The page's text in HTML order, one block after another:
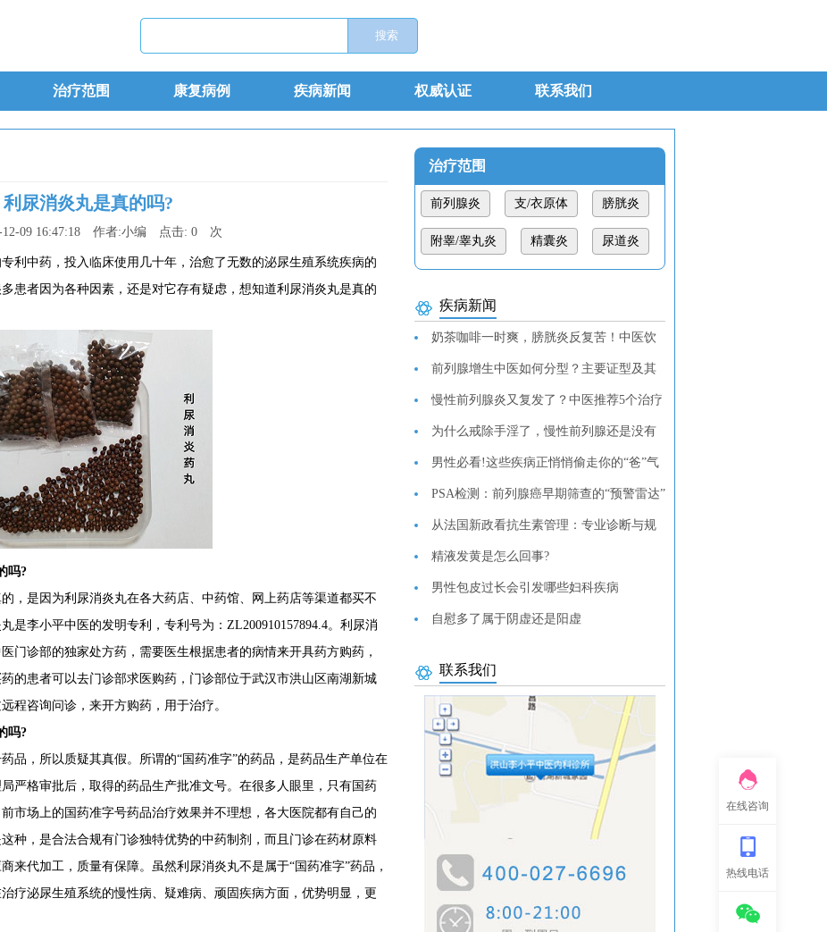
治疗范围 康复病例 疾病新闻 权威认证 联系我们
在线咨询
热线电话
利尿消炎丸是真的吗?
12-09 16:47:18 作者:小编 点击: 0 次
利中药，投入临床使用几十年，治愈了无数的泌尿生殖系统疾病的
患者因为各种因素，还是对它存有疑虑，想知道利尿消炎丸是真的
吗?
，是因为利尿消炎丸在各大药店、中药馆、网上药店等渠道都买不
是李小平中医的发明专利，专利号为：ZL200910157894.4。利尿消
门诊部的独家处方药，需要医生根据患者的病情来开具药方购药，
的患者可以去门诊部求医购药，门诊部位于武汉市洪山区南湖新城
程咨询问诊，来开方购药，用于治疗。
吗?
品，所以质疑其真假。所谓的“国药准字”的药品，是药品生产单位在
严格审批后，取得的药品生产批准文号。在很多人眼里，只有国药
市场上的国药准字号药品治疗效果并不理想，各大医院都有自己的
种，是合法合规有门诊独特优势的中药制剂，而且门诊在药材原料
来代加工，质量有保障。虽然利尿消炎丸不是属于“国药准字”药品，
疗泌尿生殖系统的慢性病、疑难病、顽固疾病方面，优势明显，更
治疗范围
前列腺炎 支/衣原体 膀胱炎
附睾/睾丸炎 精囊炎 尿道炎
疾病新闻
奶茶咖啡一时爽，膀胱炎反复苦！中医饮
食调理教你找回清爽！
前列腺增生中医如何分型？主要证型及其
诊断特征
慢性前列腺炎又复发了？中医推荐5个治疗
前列腺疾病的中药方剂
为什么戒除手淫了，慢性前列腺还是没有
好？男性必看!这些疾病正悄悄偷走你的“爸”气
PSA检测：前列腺癌早期筛查的“预警雷达”
从法国新政看抗生素管理：专业诊断与规
范使用的重要性
精液发黄是怎么回事?
男性包皮过长会引发哪些妇科疾病
自慰多了属于阴虚还是阳虚
联系我们